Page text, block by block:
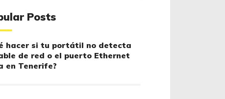
Posts
hacer si tu portátil no detecta
de red o el puerto Ethernet
en Tenerife?